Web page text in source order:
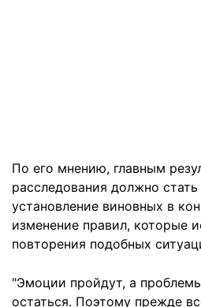
По его мнению, главным
расследования должно стать
установление виновных в
изменение правил, которые
повторения подобных
"Эмоции пройдут, а
остаться. Поэтому прежде